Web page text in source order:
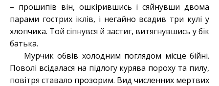
– прошипів він, ошкірившись і сяйнувши двома
парами гострих іклів, і негайно всадив три кулі у
хлопчика. Той сіпнувся й застиг, витягнувшись у бік
батька.
Мурчик обвів холодним поглядом місце бійні.
Поволі всідалася на підлогу курява пороху та пилу,
повітря ставало прозорим. Вид численних мертвих